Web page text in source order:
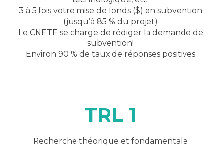
3 à 5 fois votre mise de fonds ($) en subvention
(jusqu’à 85 % du projet)
Le CNETE se charge de rédiger la demande de
subvention!
Environ 90 % de taux de réponses positives
TRL 1
Recherche théorique et fondamentale